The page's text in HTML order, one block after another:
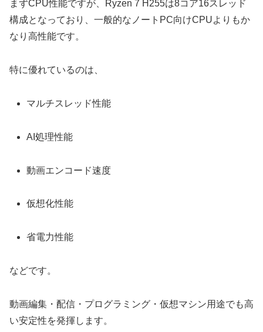
まずCPU性能ですが、Ryzen 7 H255は8コア16スレッド
構成となっており、一般的なノートPC向けCPUよりもか
なり高性能です。
特に優れているのは、
マルチスレッド性能
AI処理性能
動画エンコード速度
仮想化性能
省電力性能
などです。
動画編集・配信・プログラミング・仮想マシン用途でも高
い安定性を発揮します。